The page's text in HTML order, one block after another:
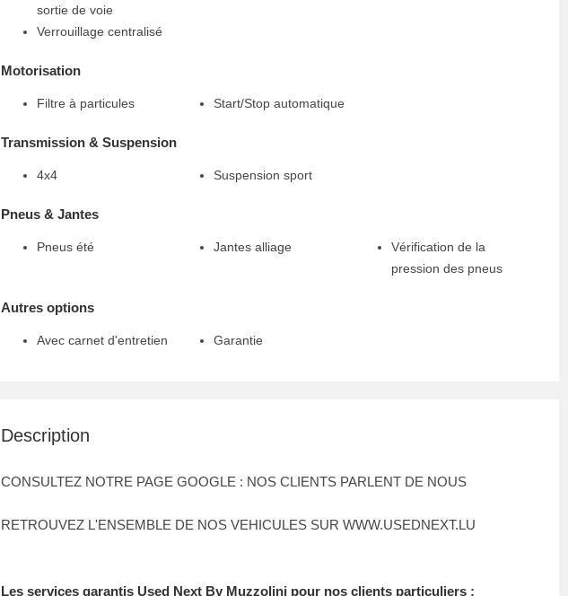
sortie de voie
Verrouillage centralisé
Motorisation
Filtre à particules Start/Stop automatique
Transmission & Suspension
4x4 Suspension sport
Pneus & Jantes
Pneus été Jantes alliage
Vérification de la
pression des pneus
Autres options
Avec carnet d'entretien Garantie
Description
CONSULTEZ NOTRE PAGE GOOGLE : NOS CLIENTS PARLENT DE NOUS
RETROUVEZ L'ENSEMBLE DE NOS VEHICULES SUR WWW.USEDNEXT.LU
Les services garantis Used Next By Muzzolini pour nos clients particuliers :